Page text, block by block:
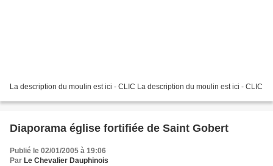
La description du moulin est ici - CLIC La description du moulin est ici - CLIC
Diaporama église fortifiée de Saint Gobert
Publié le 02/01/2005 à 19:06
Par Le Chevalier Dauphinois